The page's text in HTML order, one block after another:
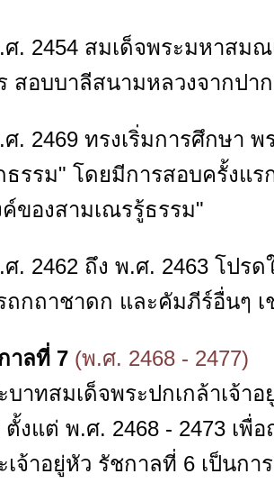
. 2454 สมเด็จพระมหาสม
สอบบาลีสนามหลวงจากปา
. 2469 ทรงเริ่มการศึกษา
ธรรม" โดยมีการสอบครั้งแร
ค์ของสามเณรรู้ธรรม"
. 2462 ถึง พ.ศ. 2463 โปร
ถกถาชาดก และคัมภีร์อื่นๆ
าลที่ 7 (พ.ศ. 2468 - 2477)
บาทสมเด็จพระปกเกล้าเจ้า
งแต่ พ.ศ. 2468 - 2473 เพื่
เจ้าอยู่หัว รัชกาลที่ 6 เป็นก